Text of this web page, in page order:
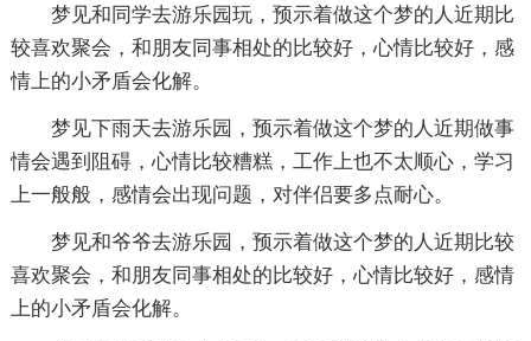
梦见和同学去游乐园玩，预示着做这个梦的人近期比
较喜欢聚会，和朋友同事相处的比较好，心情比较好，感
情上的小矛盾会化解。
梦见下雨天去游乐园，预示着做这个梦的人近期做事
情会遇到阻碍，心情比较糟糕，工作上也不太顺心，学习
上一般般，感情会出现问题，对伴侣要多点耐心。
梦见和爷爷去游乐园，预示着做这个梦的人近期比较
喜欢聚会，和朋友同事相处的比较好，心情比较好，感情
上的小矛盾会化解。